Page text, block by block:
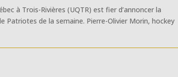
à Trois-Rivières (UQTR) est fier d’annoncer la
Patriotes de la semaine. Pierre-Olivier Morin, hockey